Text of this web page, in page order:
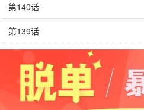
第140话
第139话